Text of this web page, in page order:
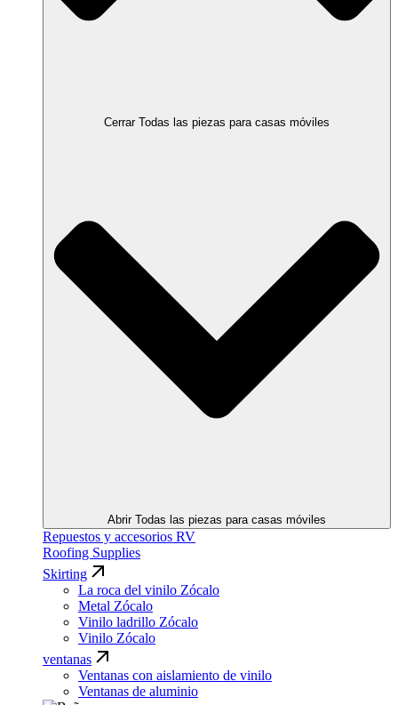
Cerrar Todas las piezas para casas móviles
Abrir Todas las piezas para casas móviles
Repuestos y accesorios RV
Roofing Supplies
Skirting
La roca del vinilo Zócalo
Metal Zócalo
Vinilo ladrillo Zócalo
Vinilo Zócalo
ventanas
Ventanas con aislamiento de vinilo
Ventanas de aluminio